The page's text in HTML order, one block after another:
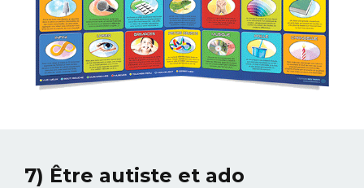
7) Être autiste et ado